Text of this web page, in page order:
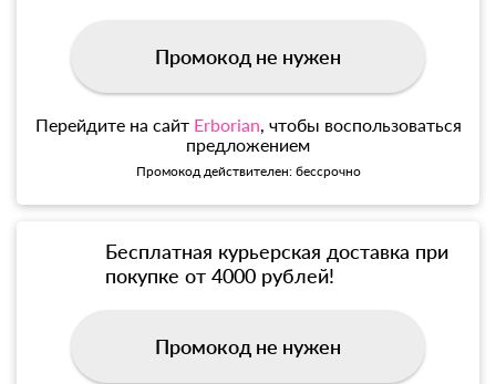
Промокод не нужен
Перейдите на сайт Erborian, чтобы воспользоваться
предложением
Промокод действителен: бессрочно
Бесплатная курьерская доставка при
покупке от 4000 рублей!
Промокод не нужен